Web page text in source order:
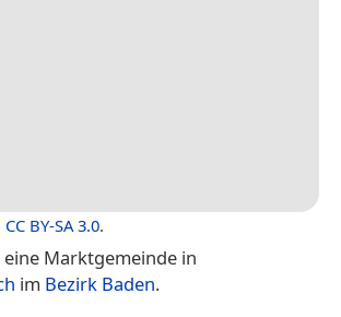
CC BY-SA 3.0.
Marktgemeinde in
im Bezirk Baden.